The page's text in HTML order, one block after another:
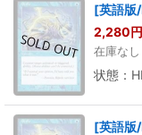
[英語版
2,280円
在庫なし
状態：
[英語版